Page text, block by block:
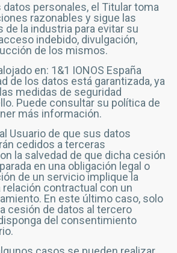
datos personales, el Titular toma
razonables y sigue las
la industria para evitar su
indebido, divulgación,
de los mismos.
en: 1&1 IONOS España
de los datos está garantizada, ya
medidas de seguridad
Puede consultar su política de
más información.
Usuario de que sus datos
cedidos a terceras
la salvedad de que dicha cesión
en una obligación legal o
de un servicio implique la
relación contractual con un
En este último caso, solo
cesión de datos al tercero
del consentimiento